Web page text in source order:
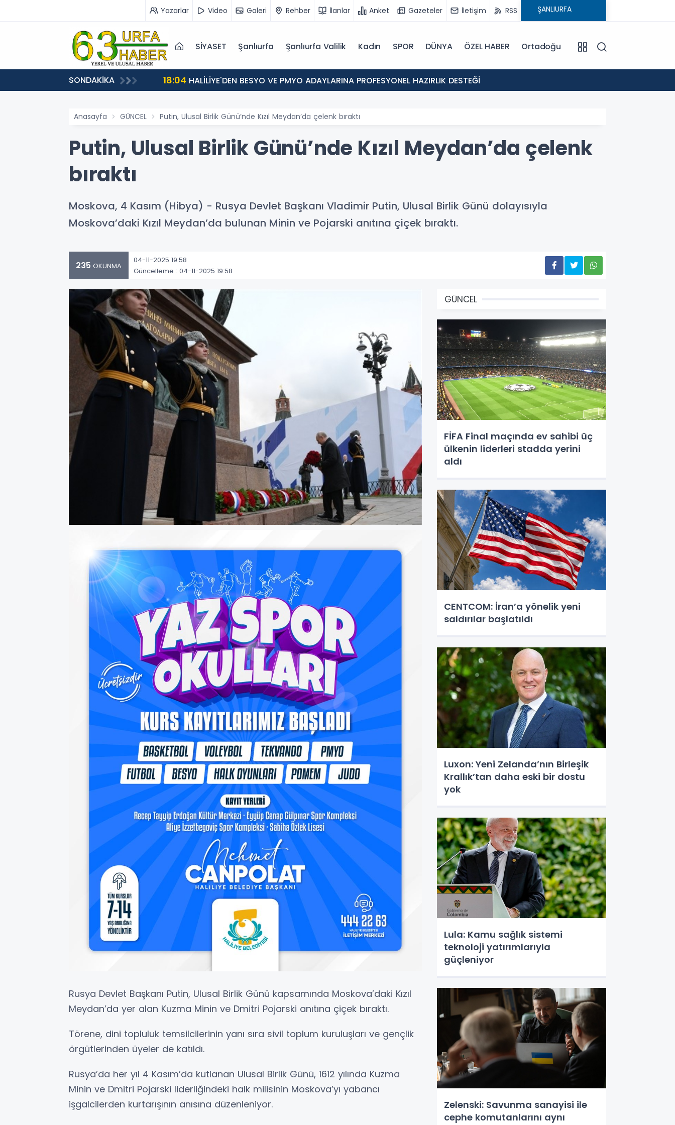
Yazarlar Video Galeri Rehber İlanlar Anket Gazeteler İletişim RSS
SİYASET Şanlıurfa Şanlıurfa Valilik Kadın SPOR DÜNYA ÖZEL HABER Ortadoğu
SONDAKİKA 18:04 HALİLİYE'DEN BESYO VE PMYO ADAYLARINA PROFESYONEL HAZIRLIK DESTEĞİ
Anasayfa GÜNCEL Putin, Ulusal Birlik Günü’nde Kızıl Meydan’da çelenk bıraktı
Putin, Ulusal Birlik Günü’nde Kızıl Meydan’da çelenk
bıraktı
Moskova, 4 Kasım (Hibya) - Rusya Devlet Başkanı Vladimir Putin, Ulusal Birlik Günü dolayısıyla
Moskova’daki Kızıl Meydan’da bulunan Minin ve Pojarski anıtına çiçek bıraktı.
235 OKUNMA
04-11-2025 19:58
Güncelleme : 04-11-2025 19:58
Rusya Devlet Başkanı Putin, Ulusal Birlik Günü kapsamında Moskova’daki Kızıl
Meydan’da yer alan Kuzma Minin ve Dmitri Pojarski anıtına çiçek bıraktı.
Törene, dini topluluk temsilcilerinin yanı sıra sivil toplum kuruluşları ve gençlik
örgütlerinden üyeler de katıldı.
Rusya’da her yıl 4 Kasım’da kutlanan Ulusal Birlik Günü, 1612 yılında Kuzma
Minin ve Dmitri Pojarski liderliğindeki halk milisinin Moskova’yı yabancı
işgalcilerden kurtarışının anısına düzenleniyor.
GÜNCEL
FİFA Final maçında ev sahibi üç
ülkenin liderleri stadda yerini
aldı
CENTCOM: İran’a yönelik yeni
saldırılar başlatıldı
Luxon: Yeni Zelanda’nın Birleşik
Krallık’tan daha eski bir dostu
yok
Lula: Kamu sağlık sistemi
teknoloji yatırımlarıyla
güçleniyor
Zelenski: Savunma sanayisi ile
cephe komutanlarını aynı